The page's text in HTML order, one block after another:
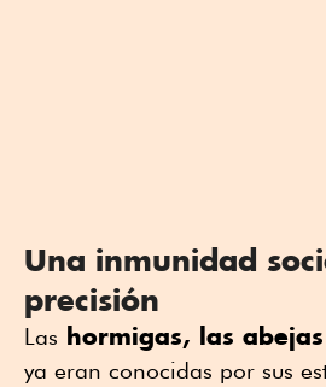
Una inmunidad
precisión
Las hormigas, las
ya eran conocidas por sus